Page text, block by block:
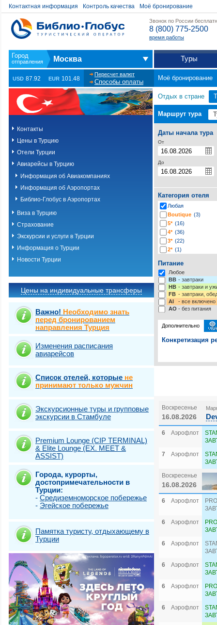
Контактная информация Контроль качества Моё бронирование
Звонок по России
8 (800) 775-2500
время работы
Москва Туры
USD 87.92 EUR 101.48
Пересчет валют
Способы оплаты
Моё бронирование
Контакты
Цены в Турцию
Отели Турции
Авиарейсы в Турцию
Информация об Авиакомпаниях
Информация об Аэропортах
Библио-Глобус в Аэропортах
Виза в Турцию
Страхование
Экскурсии и услуги в Турции
Информация о Турции
Новости Турции
Цены на индивидуальные трансферы
Важно! Необходимо знать
перед бронированием
направления Турция
Изменения расписания
авиарейсов
Список отелей, которые не
принимают только мужчин
Экскурсионные туры и групповые
экскурсии в Стамбуле
Premium Lounge (CIP TERMINAL)
& Elite Lounge (EX. MEET &
ASSIST)
Города, курорты,
достопримечательности в
Турции:
- Средиземноморское побережье
- Эгейское побережье
Памятка туристу, отдыхающему в
Турции
Отдых в стране
Маршрут тура
Даты начала тура
От
До
Категория отеля
Любая
Boutique (3)
5* (16)
4* (36)
3* (22)
2* (1)
Питание
Любое
BB - завтраки
HB - завтраки и
FB - завтраки,
AI
- все включено
AO - без питания
Дополнительно
Конкретизация
Воскресенье
16.08.2026
6 Аэрофлот
7
Аэрофлот
Воскресенье
16.08.2026
6 Аэрофлот
6
Аэрофлот
6
Аэрофлот
6
Аэрофлот
6
Аэрофлот
6
Аэрофлот